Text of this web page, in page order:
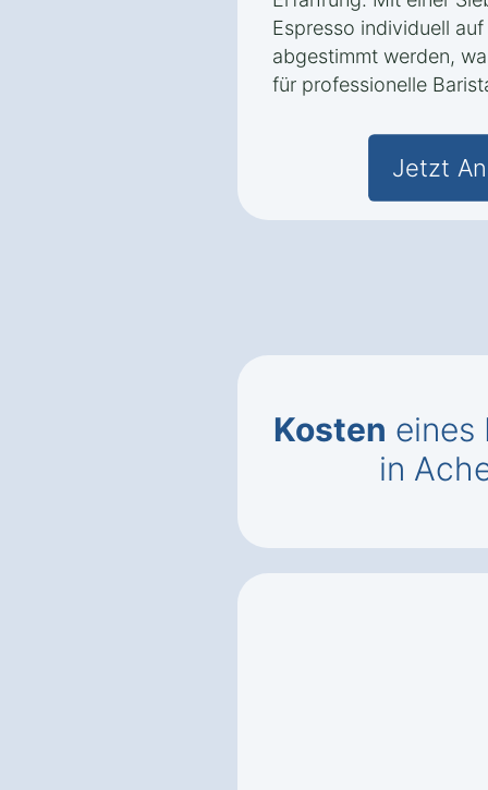
Espresso individuell
abgestimmt werden,
für professionelle
Jetzt
Kosten eines
in